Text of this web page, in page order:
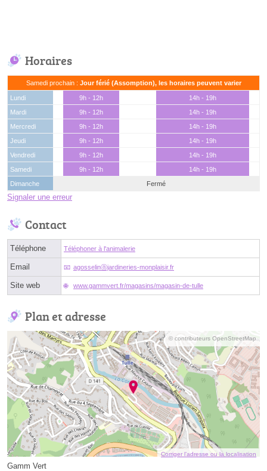
Horaires
Samedi prochain : Jour férié (Assomption), les horaires peuvent varier
Lundi 9h - 12h
14h - 19h
Mardi
9h - 12h
14h - 19h
Mercredi
9h - 12h
14h - 19h
Jeudi
9h - 12h
14h - 19h
Vendredi
9h - 12h
14h - 19h
Samedi
9h - 12h
14h - 19h
Dimanche
Fermé
Signaler une erreur
Contact
Téléphone Téléphoner à l'animalerie
Email agosselinⓐjardineries-monplaisir.fr
Site web www.gammvert.fr/magasins/magasin-de-tulle
Plan et adresse
© contributeurs OpenStreetMap
Corriger l’adresse ou la localisation
Gamm Vert